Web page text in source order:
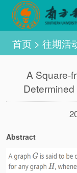
首页> 往期活
A Square-
Abstract